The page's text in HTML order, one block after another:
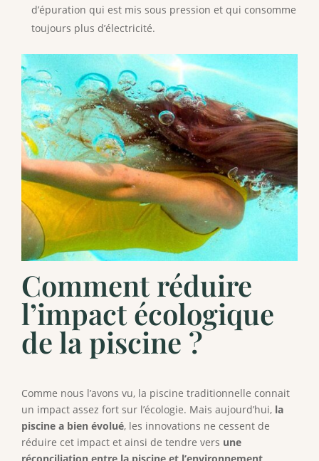
d’épuration qui est mis sous pression et qui consomme
toujours plus d’électricité.
Comment réduire
l’impact écologique
de la piscine ?
Comme nous l’avons vu, la piscine traditionnelle connait
un impact assez fort sur l’écologie. Mais aujourd’hui, la
piscine a bien évolué, les innovations ne cessent de
réduire cet impact et ainsi de tendre vers une
réconciliation entre la piscine et l’environnement.